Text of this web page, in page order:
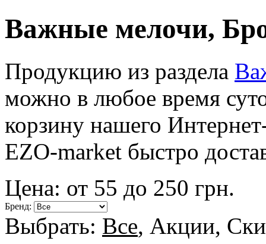
Важные мелочи,
Продукцию из раздела
можно в любое время
корзину нашего
EZO-market быстро
Цена: от 55 до 250 грн.
Бренд:
Выбрать: Все, Акции,